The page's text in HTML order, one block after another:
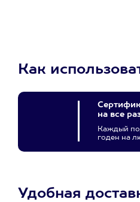
Как
на все
Каждый
годен на
Удобная